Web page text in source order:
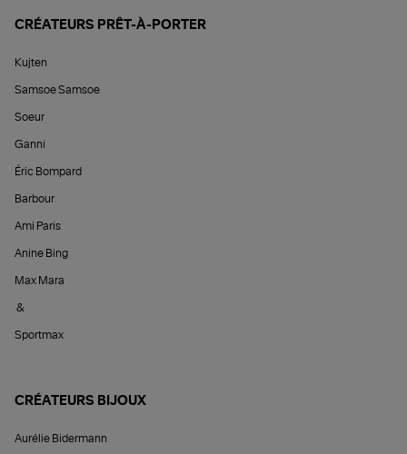
CRÉATEURS PRÊT-À-PORTER
Kujten
Samsoe Samsoe
Soeur
Ganni
Éric Bompard
Barbour
Ami Paris
Anine Bing
Max Mara
&
Sportmax
CRÉATEURS BIJOUX
Aurélie Bidermann